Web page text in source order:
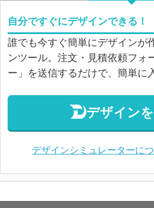
自分ですぐにデザインできる！
誰でも今すぐ簡単にデザインが
ンツール。注文・見積依頼フォ
ー」を送信するだけで、簡単に
デザイン
デザインシミュレーターに